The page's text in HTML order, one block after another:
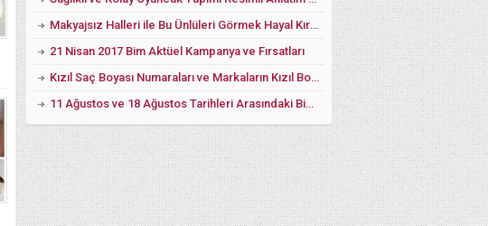
Makyajsız Halleri ile Bu Ünlüleri Görmek Hayal Kırıklığı Yaşatabilir
21 Nisan 2017 Bim Aktüel Kampanya ve Fırsatları
Kızıl Saç Boyası Numaraları ve Markaların Kızıl Boya Örnekleri
11 Ağustos ve 18 Ağustos Tarihleri Arasındaki Bim Fiyat Listesi 2017